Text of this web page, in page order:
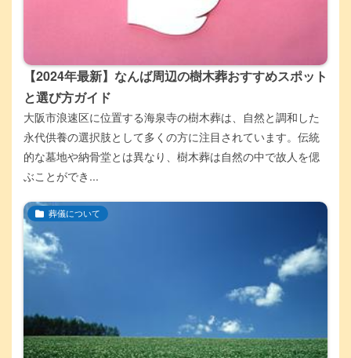
【2024年最新】なんば周辺の樹木葬おすすめスポット
と選び方ガイド
大阪市浪速区に位置する海泉寺の樹木葬は、自然と調和した
永代供養の選択肢として多くの方に注目されています。伝統
的な墓地や納骨堂とは異なり、樹木葬は自然の中で故人を偲
ぶことができ...
葬儀について